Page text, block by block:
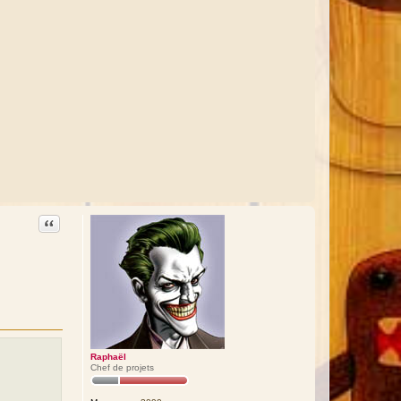
Raphaël
Chef de projets
Citation